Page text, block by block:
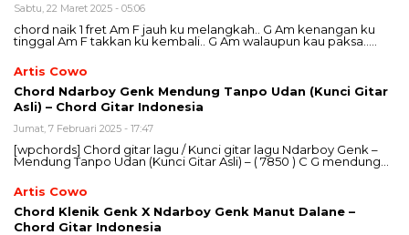
Sabtu, 22 Maret 2025 - 05:06
chord naik 1 fret Am F jauh ku melangkah.. G Am kenangan ku
tinggal Am F takkan ku kembali.. G Am walaupun kau paksa…..
Artis Cowo
Chord Ndarboy Genk Mendung Tanpo Udan (Kunci Gitar
Asli) – Chord Gitar Indonesia
Jumat, 7 Februari 2025 - 17:47
[wpchords] Chord gitar lagu / Kunci gitar lagu Ndarboy Genk –
Mendung Tanpo Udan (Kunci Gitar Asli) – ( 7850 ) C G mendung…
Artis Cowo
Chord Klenik Genk X Ndarboy Genk Manut Dalane –
Chord Gitar Indonesia